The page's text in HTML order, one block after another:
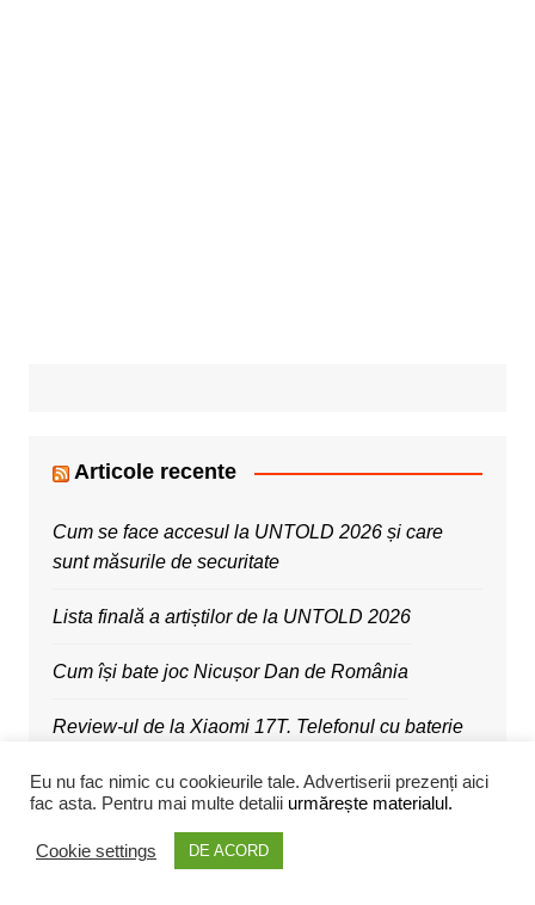
Articole recente
Cum se face accesul la UNTOLD 2026 și care
sunt măsurile de securitate
Lista finală a artiștilor de la UNTOLD 2026
Cum își bate joc Nicușor Dan de România
Review-ul de la Xiaomi 17T. Telefonul cu baterie
ADATA SC610, SSD-ul cât un stick USB
Xiaomi a lansat noi ceasuri, căști, televizor și
Eu nu fac nimic cu cookieurile tale. Advertiserii prezenți aici
fac asta. Pentru mai multe detalii urmărește materialul.
Cookie settings DE ACORD